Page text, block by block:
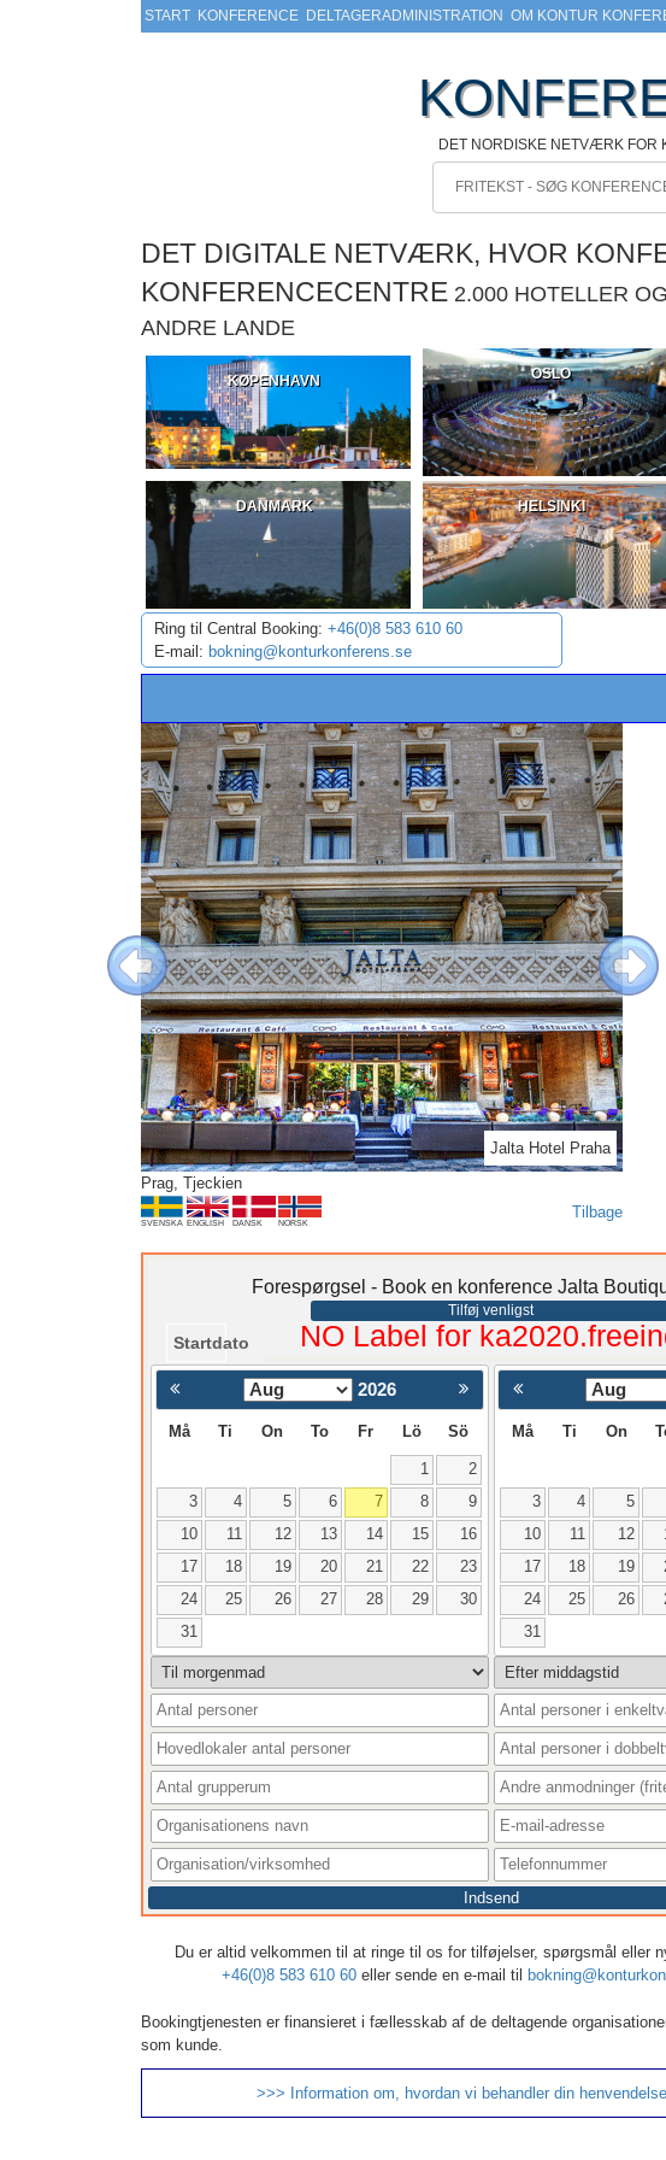
START KONFERENCE DELTAGERADMINISTRATION OM KONTUR
DET NORDISKE NETVÆRK FOR
DET DIGITALE NETVÆRK, HVOR
KONFERENCECENTRE 2.000 HOTELLER
ANDRE LANDE
KØPENHAVN OSLO
DANMARK HELSINKI
Ring til Central Booking: +46(0)8 583 610 60
E-mail: bokning@konturkonferens.se
Previous
Jalta Hotel Praha
Next
Prag, Tjeckien
SVENSKA ENGLISH DANSK NORSK
Tilbage
Forespørgsel - Book en konference Jalta
Tilføj venligst
Startdato NO Label for
2026
Må Ti On To Fr Lö Sö
1
2
3
4 5 6 7 8
9
10
11 12 13 14 15
16
17
18 19 20 21 22
23
24
25 26 27 28 29
30
31
< Föregående
Må Ti On
3
4 5
10
11 12
17
18 19
24
25 26
31
Indsend
Du er altid velkommen til at ringe til os for tilføjelser, spørgsmål eller
+46(0)8 583 610 60eller sende en e-mail til
Bookingtjenesten er finansieret i fællesskab af de deltagende
som kunde.
>>> Information om, hvordan vi behandler din